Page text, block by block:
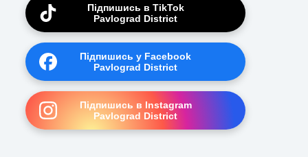
Підпишись в TikTok
Pavlograd District
Підпишись у Facebook
Pavlograd District
Підпишись в Instagram
Pavlograd District